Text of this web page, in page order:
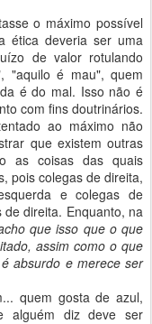
o máximo possível
ética deveria ser uma
de valor rotulando
"aquilo é mau", quem
é do mal. Isso não é
com fins doutrinários.
ao máximo não
que existem outras
as coisas das quais
pois colegas de direita,
e colegas de
direita. Enquanto, na
que isso que o que
assim como o que
absurdo e merece ser
quem gosta de azul,
alguém diz deve ser